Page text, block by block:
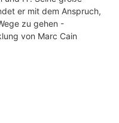
er mit dem Anspruch,
zu gehen -
von Marc Cain